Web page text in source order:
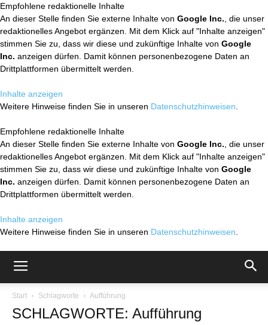
Empfohlene redaktionelle Inhalte
An dieser Stelle finden Sie externe Inhalte von Google Inc. , die unser
redaktionelles Angebot ergänzen. Mit dem Klick auf "Inhalte anzeigen"
stimmen Sie zu, dass wir diese und zukünftige Inhalte von Google
Inc. anzeigen dürfen. Damit können personenbezogene Daten an
Drittplattformen übermittelt werden.
Inhalte anzeigen
Weitere Hinweise finden Sie in unseren Datenschutzhinweisen
Empfohlene redaktionelle Inhalte
An dieser Stelle finden Sie externe Inhalte von Google Inc. , die unser
redaktionelles Angebot ergänzen. Mit dem Klick auf "Inhalte anzeigen"
stimmen Sie zu, dass wir diese und zukünftige Inhalte von Google
Inc. anzeigen dürfen. Damit können personenbezogene Daten an
Drittplattformen übermittelt werden.
Inhalte anzeigen
Weitere Hinweise finden Sie in unseren Datenschutzhinweisen
Start Schlagworte Aufführung
SCHLAGWORTE: Aufführung